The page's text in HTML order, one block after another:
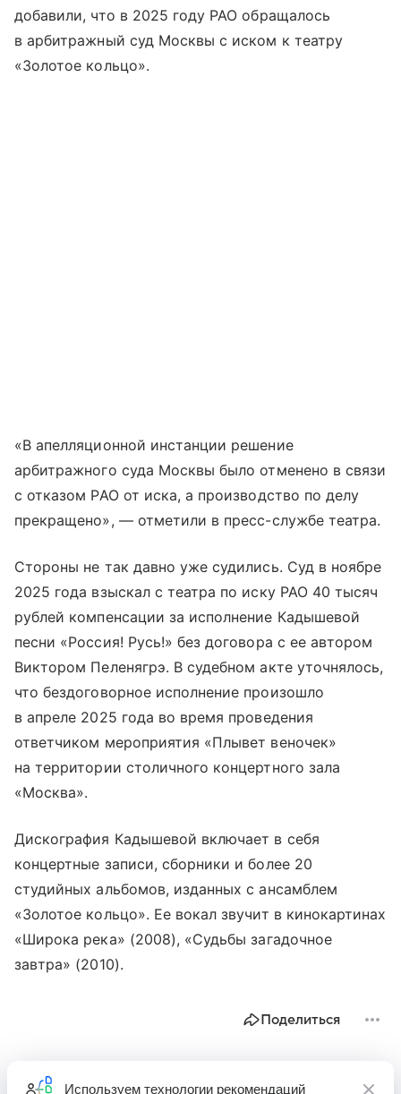
добавили, что в 2025 году РАО обращалось
в арбитражный суд Москвы с иском к театру
«Золотое кольцо».
«В апелляционной инстанции решение
арбитражного суда Москвы было отменено в связи
с отказом РАО от иска, а производство по делу
прекращено», — отметили в пресс-службе театра.
Стороны не так давно уже судились. Суд в ноябре
2025 года взыскал с театра по иску РАО 40 тысяч
рублей компенсации за исполнение Кадышевой
песни «Россия! Русь!» без договора с ее автором
Виктором Пеленягрэ. В судебном акте уточнялось,
что бездоговорное исполнение произошло
в апреле 2025 года во время проведения
ответчиком мероприятия «Плывет веночек»
на территории столичного концертного зала
«Москва».
Дискография Кадышевой включает в себя
концертные записи, сборники и более 20
студийных альбомов, изданных с ансамблем
«Золотое кольцо». Ее вокал звучит в кинокартинах
«Широка река» (2008), «Судьбы загадочное
завтра» (2010).
Поделиться
Используем технологии рекомендаций